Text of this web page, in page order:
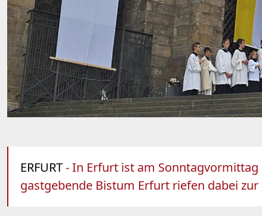
ERFURT- In Erfurt ist am
gastgebende Bistum Erfurt riefen dabei